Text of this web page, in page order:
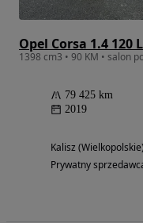
Opel Corsa 1.4 120
1398 cm3 • 90 KM • salon
79 425 km
2019
Kalisz (Wielkopolskie)
Prywatny